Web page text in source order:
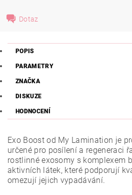
Dotaz
POPIS
PARAMETRY
ZNAČKA
DISKUZE
HODNOCENÍ
Exo Boost od My Lamination je
určené pro posílení a regeneraci
rostlinné exosomy s komplexem
aktivních látek, které podporují
omezují jejich vypadávání.